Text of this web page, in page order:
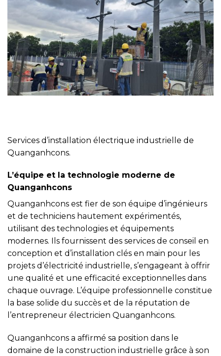
Services d’installation électrique industrielle de
Quanganhcons.
L’équipe et la technologie moderne de
Quanganhcons
Quanganhcons est fier de son équipe d’ingénieurs
et de techniciens hautement expérimentés,
utilisant des technologies et équipements
modernes. Ils fournissent des services de conseil en
conception et d’installation clés en main pour les
projets d’électricité industrielle, s’engageant à offrir
une qualité et une efficacité exceptionnelles dans
chaque ouvrage. L’équipe professionnelle constitue
la base solide du succès et de la réputation de
l’entrepreneur électricien Quanganhcons.
Quanganhcons a affirmé sa position dans le
domaine de la construction industrielle grâce à son